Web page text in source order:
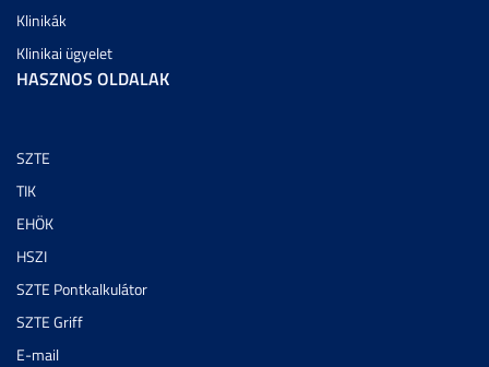
Klinikák
Klinikai ügyelet
HASZNOS OLDALAK
SZTE
TIK
EHÖK
HSZI
SZTE Pontkalkulátor
SZTE Griff
E-mail